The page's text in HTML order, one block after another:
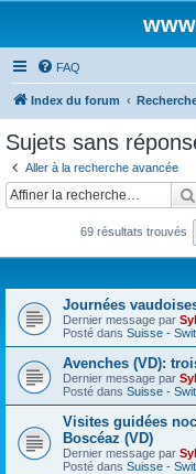
FAQ
Index du forum
Sujets sans
Aller à la recherche avancée
69 résultats trouvés
Journées
Dernier message par
Posté dans Suisse -
Avenches (VD):
Dernier message par
Posté dans Suisse -
Visites guidées
Boscéaz (VD)
Dernier message par
Posté dans Suisse -